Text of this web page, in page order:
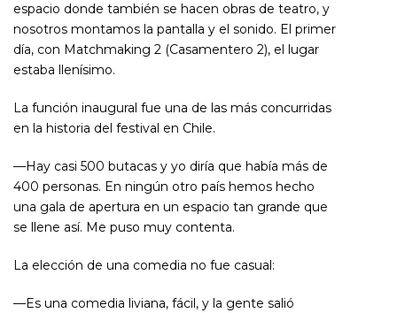
espacio donde también se hacen obras de teatro, y
nosotros montamos la pantalla y el sonido. El primer
día, con Matchmaking 2 (Casamentero 2), el lugar
estaba llenísimo.
La función inaugural fue una de las más concurridas
en la historia del festival en Chile.
—Hay casi 500 butacas y yo diría que había más de
400 personas. En ningún otro país hemos hecho
una gala de apertura en un espacio tan grande que
se llene así. Me puso muy contenta.
La elección de una comedia no fue casual:
—Es una comedia liviana, fácil, y la gente salió